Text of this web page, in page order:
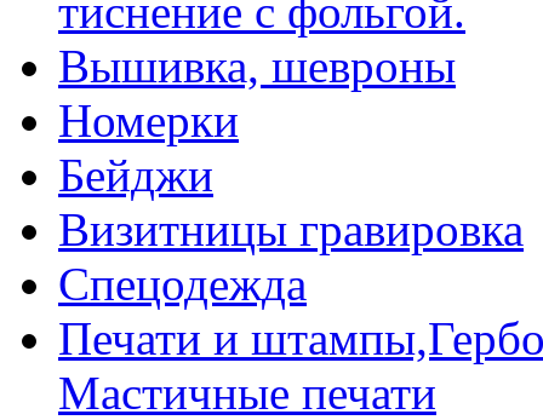
тиснение с фольгой.
Вышивка, шевроны
Номерки
Бейджи
Визитницы гравировка
Спецодежда
Печати и
Мастичные печати